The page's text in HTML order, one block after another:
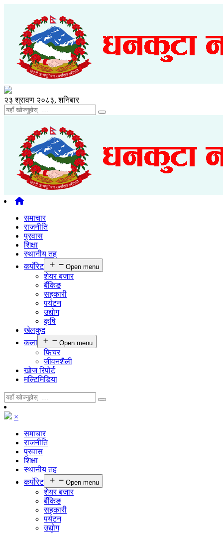
२३ श्रावण २०८३, शनिबार
समाचार
राजनीति
प्रवास
शिक्षा
स्थानीय तह
कर्पाेरेट
Open menu
शेयर बजार
बैंकिङ
सहकारी
पर्यटन
उद्योग
कृषि
खेलकुद
कला
Open menu
फिचर
जीवनशैली
खोज रिपोर्ट
मल्टिमिडिया
×
समाचार
राजनीति
प्रवास
शिक्षा
स्थानीय तह
कर्पाेरेट
Open menu
शेयर बजार
बैंकिङ
सहकारी
पर्यटन
उद्योग